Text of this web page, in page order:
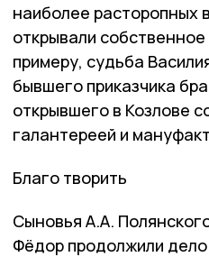
наиболее расторопных
открывали
примеру, судьба
бывшего приказчика
открывшего в Козлове
галантереей и
Благо творить
Сыновья А.А.
Фёдор продолжили